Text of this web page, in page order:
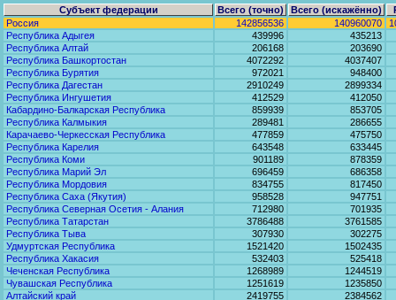
Субъект федерации Всего (точно) Всего (искажённо)
Россия
142856536 140960070
Республика Адыгея
439996
435213
Республика Алтай
206168
203690
Республика Башкортостан
4072292
4037407
Республика Бурятия
972021
948400
Республика Дагестан
2910249
2899334
Республика Ингушетия
412529
412050
Кабардино-Балкарская Республика
859939
853705
Республика Калмыкия
289481
286655
Карачаево-Черкесская Республика
477859
475750
Республика Карелия
643548
633445
Республика Коми
901189
878359
Республика Марий Эл
696459
686358
Республика Мордовия
834755
817450
Республика Саха (Якутия)
958528
947751
Республика Северная Осетия - Алания
712980
701935
Республика Татарстан
3786488
3761585
Республика Тыва
307930
302275
Удмуртская Республика
1521420
1502435
Республика Хакасия
532403
525418
Чеченская Республика
1268989
1244519
Чувашская Республика
1251619
1235850
Алтайский край
2419755
2384562